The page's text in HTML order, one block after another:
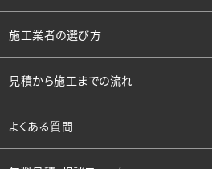
施工業者の選び方
見積から施工までの流れ
よくある質問